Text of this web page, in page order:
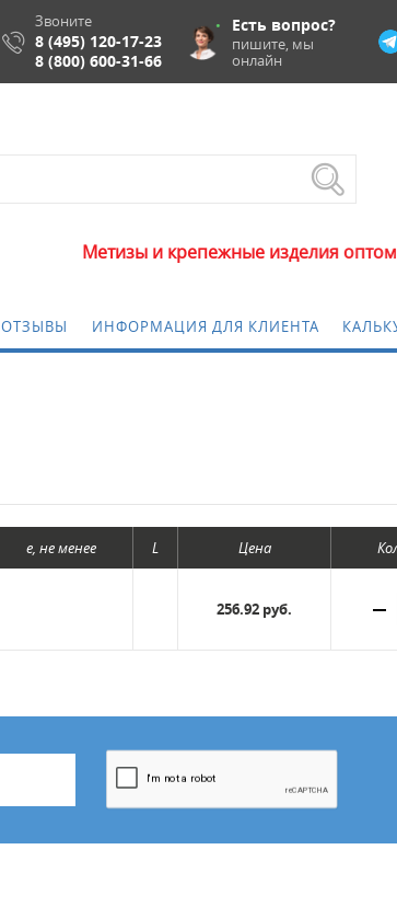
Есть вопрос?
пишите, мы
онлайн
Звоните
8 (495) 120-17-23
8 (800) 600-31-66
Метизы и крепежные изделия оптом.
ОТЗЫВЫ ИНФОРМАЦИЯ ДЛЯ КЛИЕНТА
е, не менее L Цена
256.92 руб.